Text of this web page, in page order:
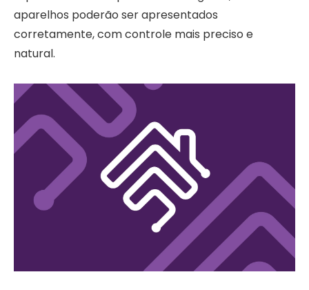
aparelhos poderão ser apresentados
corretamente, com controle mais preciso e
natural.